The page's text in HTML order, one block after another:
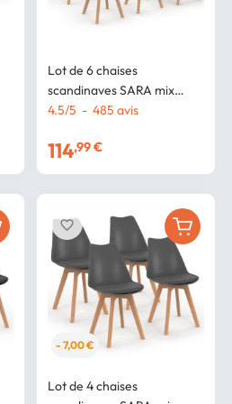
Lot de 6 chaises
scandinaves SARA mix
color blanc, gris clair, bleu
4.5/5 - 485 avis
114,99 €
- 7,00 €
Lot de 4 chaises
favorite_border